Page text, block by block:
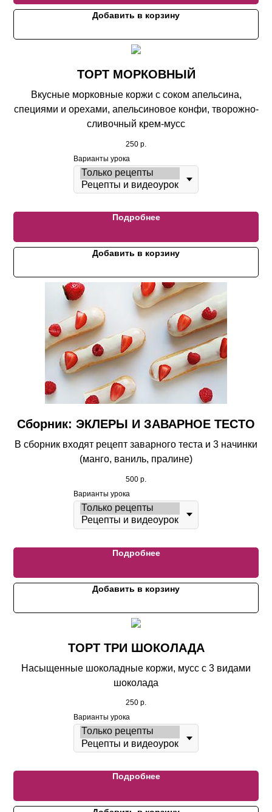
Добавить в корзину
ТОРТ МОРКОВНЫЙ
Вкусные морковные коржи с соком апельсина,
специями и орехами, апельсиновое конфи, творожно-
сливочный крем-мусс
250 р.
Варианты урока
Подробнее
Добавить в корзину
Сборник: ЭКЛЕРЫ И ЗАВАРНОЕ ТЕСТО
В сборник входят рецепт заварного теста и 3 начинки
(манго, ваниль, пралине)
500 р.
Варианты урока
Подробнее
Добавить в корзину
ТОРТ ТРИ ШОКОЛАДА
Насыщенные шоколадные коржи, мусс с 3 видами
шоколада
250 р.
Варианты урока
Подробнее